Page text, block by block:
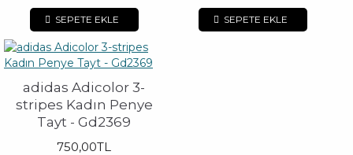
SEPETE EKLE SEPETE EKLE
adidas Adicolor 3-
stripes Kadın Penye
Tayt - Gd2369
750,00TL